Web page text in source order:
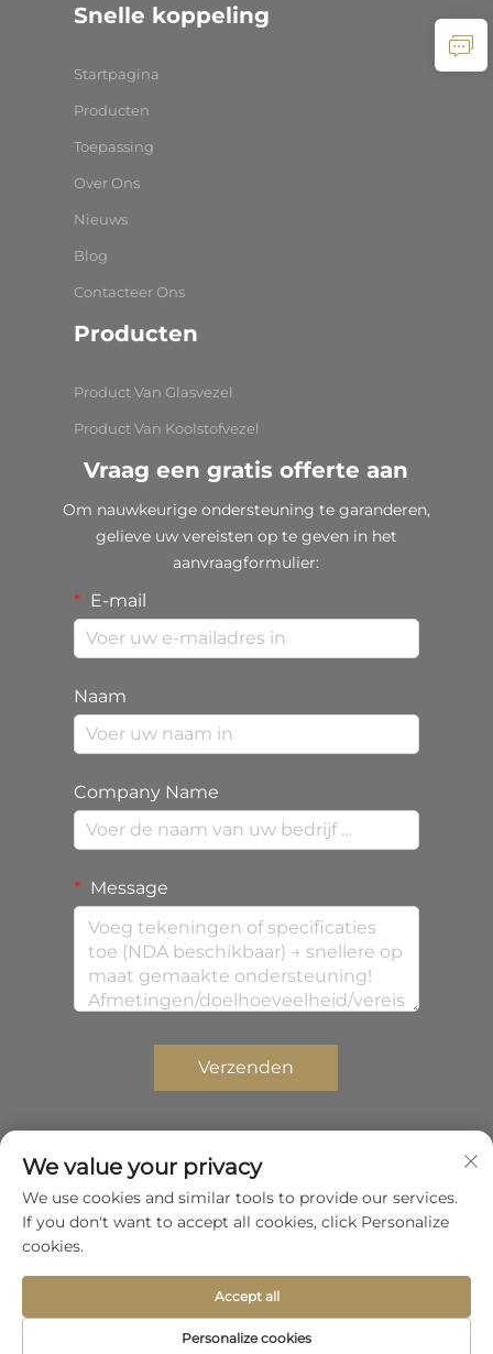
Snelle koppeling
Startpagina
Producten
Toepassing
Over Ons
Nieuws
Blog
Contacteer Ons
Producten
Product Van Glasvezel
Product Van Koolstofvezel
Vraag een gratis offerte aan
Om nauwkeurige ondersteuning te garanderen,
gelieve uw vereisten op te geven in het
aanvraagformulier:
E-mail
Naam
Company Name
Message
Verzenden
Copyright © 2026 Shenzhen Zhongda Composites
Co.,Ltd. Alle rechten voorbehouden.
Privacybeleid
Scroll naar boven
We value your privacy
We use cookies and similar tools to provide our services.
If you don't want to accept all cookies, click Personalize
cookies.
Personalize cookies
Accept all